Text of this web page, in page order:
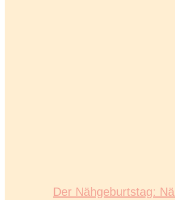
Der Nähgeburtstag: